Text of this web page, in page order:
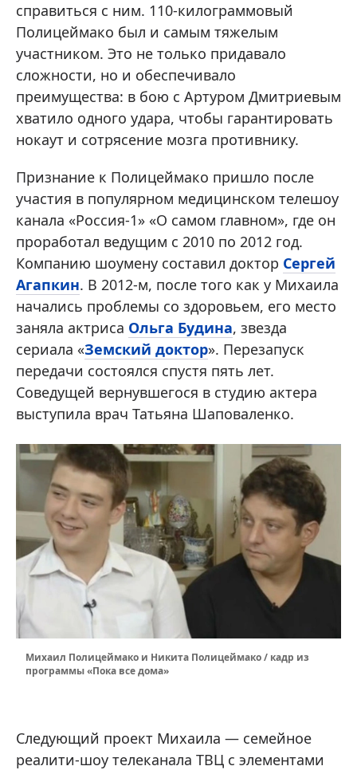
справиться с ним. 110-килограммовый
Полицеймако был и самым тяжелым
участником. Это не только придавало
сложности, но и обеспечивало
преимущества: в бою с Артуром Дмитриевым
хватило одного удара, чтобы гарантировать
нокаут и сотрясение мозга противнику.
Признание к Полицеймако пришло после
участия в популярном медицинском телешоу
канала «Россия-1» «О самом главном», где он
проработал ведущим с 2010 по 2012 год.
Компанию шоумену составил доктор Сергей
Агапкин. В 2012-м, после того как у Михаила
начались проблемы со здоровьем, его место
заняла актриса Ольга Будина, звезда
сериала «Земский доктор». Перезапуск
передачи состоялся спустя пять лет.
Соведущей вернувшегося в студию актера
выступила врач Татьяна Шаповаленко.
Михаил Полицеймако и Никита Полицеймако / кадр из
программы «Пока все дома»
Следующий проект Михаила — семейное
реалити-шоу телеканала ТВЦ с элементами